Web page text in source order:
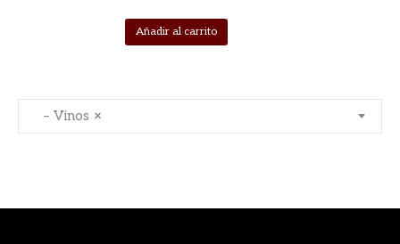
Añadir al carrito
×
– Vinos